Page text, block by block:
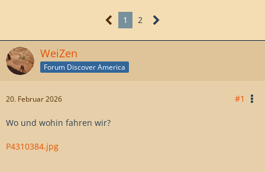
1 2
WeiZen
Forum Discover America
20. Februar 2026 #1
Wo und wohin fahren wir?
P4310384.jpg